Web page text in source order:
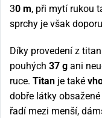
30 m, při mytí rukou
sprchy je však
Díky provedení z
pouhých 37 g ani
ruce. Titan je také
dobře látky
řadí mezi menší,